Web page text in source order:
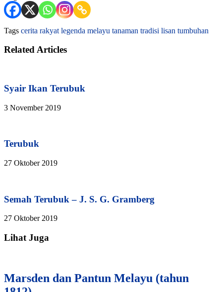
Tags cerita rakyat legenda melayu tanaman tradisi lisan tumbuhan
Related Articles
Syair Ikan Terubuk
3 November 2019
Terubuk
27 Oktober 2019
Semah Terubuk – J. S. G. Gramberg
27 Oktober 2019
Lihat Juga
Marsden dan Pantun Melayu (tahun